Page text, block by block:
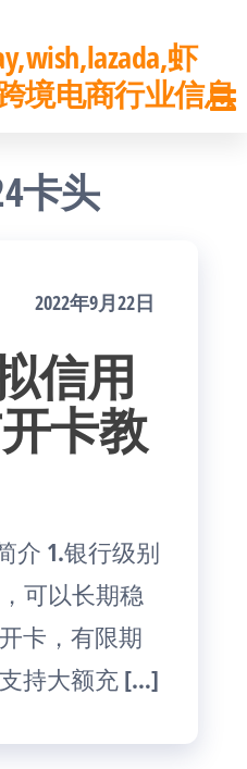
虾
境电商行业信息
卡头
2022年9月22日
信用
卡教
介 1.银行级别
可以长期稳
卡，有限期
持大额充 […]